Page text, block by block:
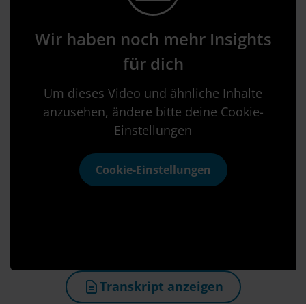
Wir haben noch mehr Insights
für dich
Um dieses Video und ähnliche Inhalte
anzusehen, ändere bitte deine Cookie-
Einstellungen
Cookie-Einstellungen
Transkript anzeigen
(öffnet in neuem Tab)